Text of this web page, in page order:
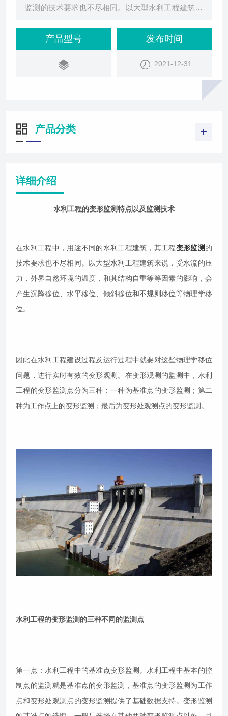
监测的技术要求也不尽相同。以大型水利工程建筑来
自重等等因素的影响，会产生沉降移位、水平移位、
倾斜移位和不规则移位等物理学移位。因此在水利工
程建设过程及运行过程中就要对这些物理学移位问
题，进行实时有效的变形观测。在变形观测的监测
产品型号 发布时间
2021-12-31
产品分类
详细介绍
水利工程的变形监测特点以及监测技术
在水利工程中，用途不同的水利工程建筑，其工程变形监测的
技术要求也不尽相同。以大型水利工程建筑来说，受水流的压
力，外界自然环境的温度，和其结构自重等等因素的影响，会
产生沉降移位、水平移位、倾斜移位和不规则移位等物理学移
位。
因此在水利工程建设过程及运行过程中就要对这些物理学移位
问题，进行实时有效的变形观测。在变形观测的监测中，水利
工程的变形监测点分为三种：一种为基准点的变形监测；第二
种为工作点上的变形监测；最后为变形处观测点的变形监测。
水利工程的变形监测的三种不同的监测点
第一点：水利工程中的基准点变形监测。水利工程中基本的控
制点的监测就是基准点的变形监测，基准点的变形监测为工作
点和变形处观测点的变形监测提供了基础数据支持。变形监测